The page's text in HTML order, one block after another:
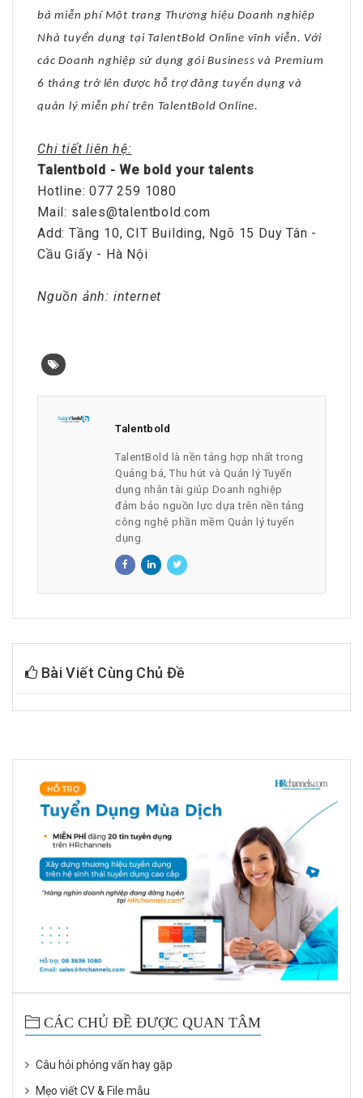
bá miễn phí Một trang Thương hiệu Doanh nghiệp
Nhà tuyển dụng tại TalentBold Online vĩnh viễn. Với
các Doanh nghiệp sử dụng gói Business và Premium
6 tháng trở lên được hỗ trợ đăng tuyển dụng và
quản lý miễn phí trên TalentBold Online.
Chi tiết liên hệ:
Talentbold - We bold your talents
Hotline: 077 259 1080
Mail: sales@talentbold.com
Add: Tầng 10, CIT Building, Ngõ 15 Duy Tân -
Cầu Giấy - Hà Nội
Nguồn ảnh: internet
Talentbold
TalentBold là nền tảng hợp nhất trong
Quảng bá, Thu hút và Quản lý Tuyển
dụng nhân tài giúp Doanh nghiệp
đảm bảo nguồn lực dựa trên nền tảng
công nghệ phần mềm Quản lý tuyển
dụng
Bài Viết Cùng Chủ Đề
CÁC CHỦ ĐỀ ĐƯỢC QUAN TÂM
Câu hỏi phỏng vấn hay gặp
Mẹo viết CV & File mẫu